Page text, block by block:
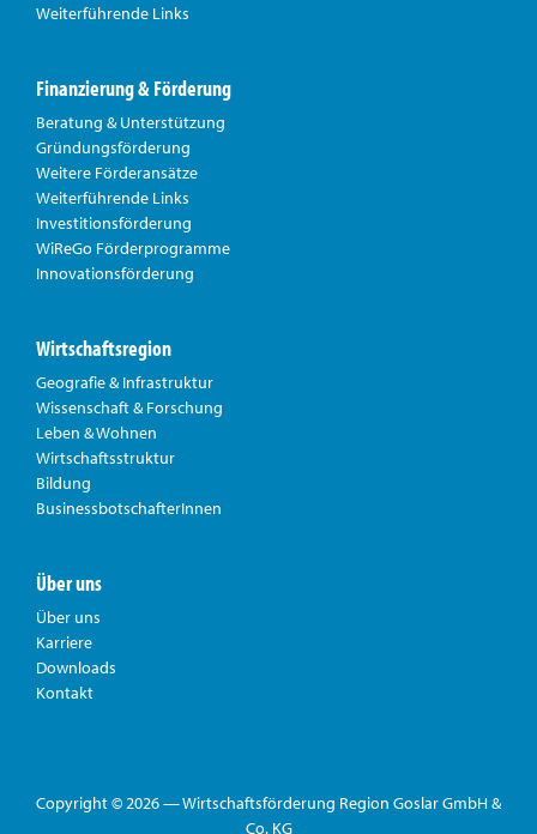
Weiterführende Links
Finanzierung & Förderung
Beratung & Unterstützung
Gründungsförderung
Weitere Förderansätze
Weiterführende Links
Investitionsförderung
WiReGo Förderprogramme
Innovationsförderung
Wirtschaftsregion
Geografie & Infrastruktur
Wissenschaft & Forschung
Leben & Wohnen
Wirtschaftsstruktur
Bildung
BusinessbotschafterInnen
Über uns
Über uns
Karriere
Downloads
Kontakt
Copyright © 2026 — Wirtschaftsförderung Region Goslar GmbH &
Co. KG